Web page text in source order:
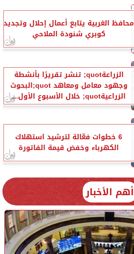
محافظ الغربية يتابع أعمال إحلال وتجديد
كوبري شنودة الملاحي
الزراعةquot; تنشر تقريرًا بأنشطة
وجهود معامل ومعاهد quot;البحوث
الزراعيةquot; خلال الأسبوع الأول...
6 خطوات فعّالة لترشيد استهلاك
الكهرباء وخفض قيمة الفاتورة
أهم الأخبار